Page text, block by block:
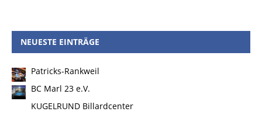
NEUESTE EINTRÄGE
Patricks-Rankweil
BC Marl 23 e.V.
KUGELRUND Billardcenter